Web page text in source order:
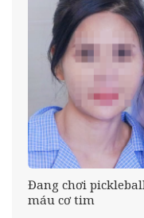
Đang chơi
máu cơ tim